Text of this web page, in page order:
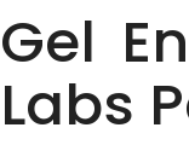
Gel
Labs